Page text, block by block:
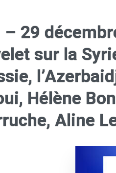
– 29
sur la
Hélène
Aline